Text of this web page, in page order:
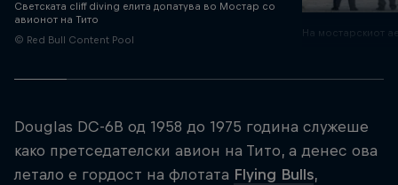
Светската cliff diving елита допатува во Мостар со
авионот на Тито
© Red Bull Content Pool
На мостарскиот
Douglas DC-6B од 1958 до 1975 година служеше
како претседателски авион на Тито, а денес ова
летало е гордост на флотата Flying Bulls,